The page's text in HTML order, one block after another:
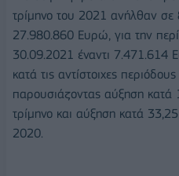
τρίμηνο του 2021 ανήλθαν
27.980.860 Ευρώ, για την
30.09.2021 έναντι
κατά τις αντίστοιχες
παρουσιάζοντας αύξηση κατά
τρίμηνο και αύξηση κατά
2020.